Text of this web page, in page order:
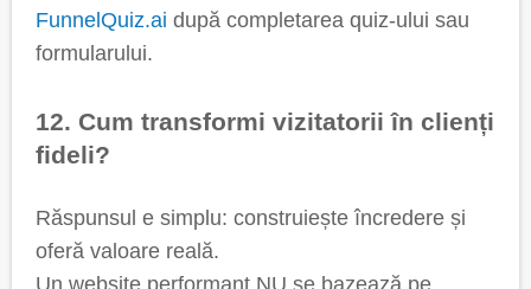
FunnelQuiz.ai după completarea quiz-ului sau
formularului.
12. Cum transformi vizitatorii în clienți
fideli?
Răspunsul e simplu: construiește încredere și
oferă valoare reală.
Un website performant NU se bazează pe